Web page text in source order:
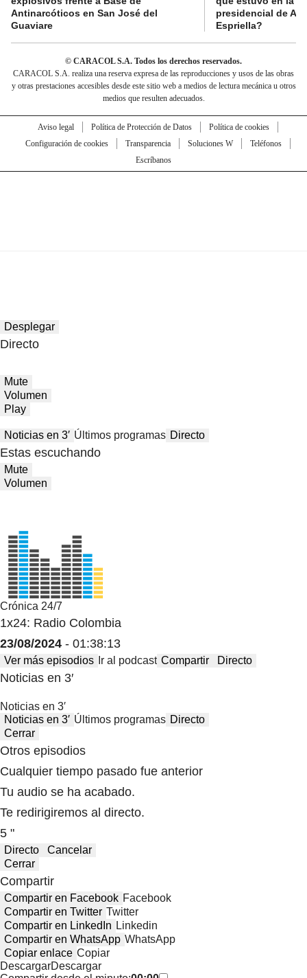
Antinarcóticos en San José del
Guaviare
presidencial de
Espriella?
© CARACOL S.A. Todos los derechos reservados.
CARACOL S.A. realiza una reserva expresa de las reproducciones y usos de las obras
y otras prestaciones accesibles desde este sitio web a medios de lectura mecánica u otros
medios que resulten adecuados.
Aviso legal Política de Protección de Datos
Política de cookies
Configuración de cookies
Transparencia Soluciones W
Teléfonos
Escríbanos
Desplegar
Directo
Mute
Volumen
Play
Noticias en 3′ Últimos programas Directo
Estas escuchando
Mute
Volumen
Crónica 24/7
1x24: Radio Colombia
23/08/2024 - 01:38:13
Ver más episodios Ir al podcast Compartir Directo
Noticias en 3′
Noticias en 3′
Noticias en 3′ Últimos programas Directo
Cerrar
Otros episodios
Cualquier tiempo pasado fue anterior
Tu audio se ha acabado.
Te redirigiremos al directo.
5 "
Directo
Cancelar
Cerrar
Compartir
Compartir en Facebook Facebook
Compartir en Twitter Twitter
Compartir en LinkedIn Linkedin
Compartir en WhatsApp WhatsApp
Copiar enlace Copiar
DescargarDescargar